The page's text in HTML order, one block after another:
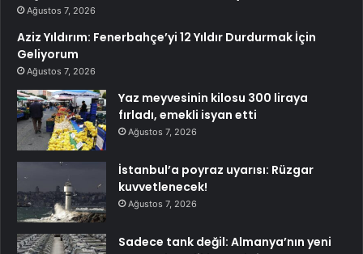
Ağustos 7, 2026
Aziz Yıldırım: Fenerbahçe’yi 12 Yıldır Durdurmak İçin
Geliyorum
Ağustos 7, 2026
Yaz meyvesinin kilosu 300 liraya
fırladı, emekli isyan etti
Ağustos 7, 2026
İstanbul’a poyraz uyarısı: Rüzgar
kuvvetlenecek!
Ağustos 7, 2026
Sadece tank değil: Almanya’nın yeni